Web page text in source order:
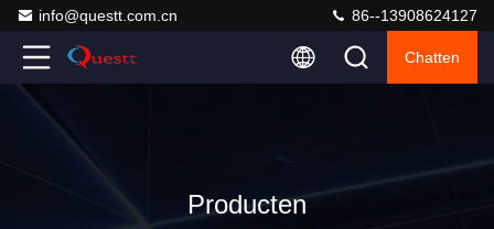
info@questt.com.cn 86--13908624127
Chatten
Producten